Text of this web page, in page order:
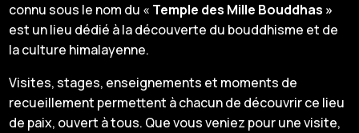
connu sous le nom du « Temple des Mille Bouddhas »
est un lieu dédié à la découverte du bouddhisme et de
la culture himalayenne.
Visites, stages, enseignements et moments de
recueillement permettent à chacun de découvrir ce lieu
de paix, ouvert à tous. Que vous veniez pour une visite,